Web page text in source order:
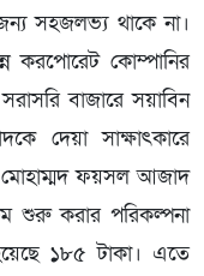
সহজলভ্য থাকে না।
করপোরেট কোম্পানির
বাজারে সয়াবিন
দেয়া সাক্ষাৎকারে
মোহাম্মদ ফয়সল আজাদ
শুরু করার পরিকল্পনা
১৮৫ টাকা। এতে